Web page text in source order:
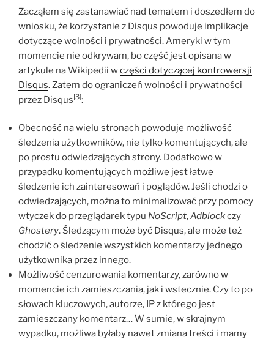
Zacząłem się zastanawiać nad tematem i doszedłem do
wniosku, że korzystanie z Disqus powoduje implikacje
dotyczące wolności i prywatności. Ameryki w tym
momencie nie odkrywam, bo część jest opisana w
artykule na Wikipedii wczęści dotyczącej kontrowersji
Disqus. Zatem do ograniczeń wolności i prywatności
przez Disqus[3]:
Obecność na wielu stronach powoduje możliwość
śledzenia użytkowników, nie tylko komentujących, ale
po prostu odwiedzających strony. Dodatkowo w
przypadku komentujących możliwe jest łatwe
śledzenie ich zainteresowań i poglądów. Jeśli chodzi o
odwiedzających, można to minimalizować przy pomocy
wtyczek do przeglądarek typu NoScript,Adblockczy
Ghostery. Śledzącym może być Disqus, ale może też
chodzić o śledzenie wszystkich komentarzy jednego
użytkownika przez innego.
Możliwość cenzurowania komentarzy, zarówno w
momencie ich zamieszczania, jak i wstecznie. Czy to po
słowach kluczowych, autorze, IP z którego jest
zamieszczany komentarz… W sumie, w skrajnym
wypadku, możliwa byłaby nawet zmiana treści i mamy